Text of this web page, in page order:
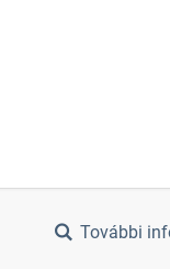
További